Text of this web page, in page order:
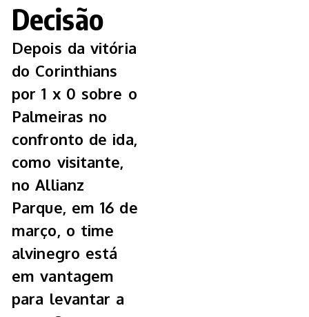
Decisão
Depois da vitória
do Corinthians
por 1 x 0 sobre o
Palmeiras no
confronto de ida,
como visitante,
no Allianz
Parque, em 16 de
março, o time
alvinegro está
em vantagem
para levantar a